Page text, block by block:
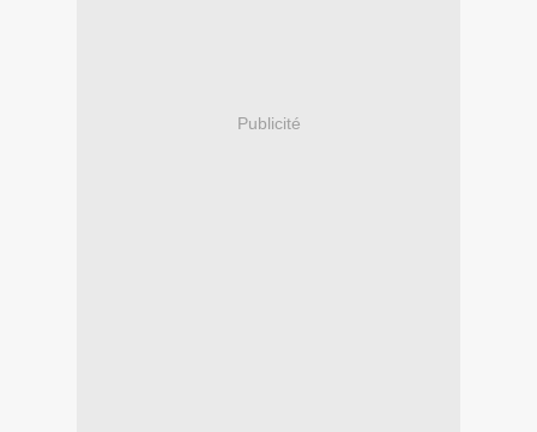
Publicité